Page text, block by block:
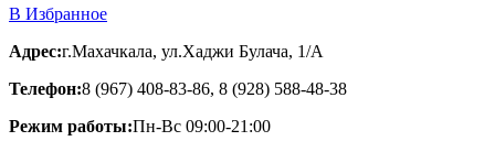
В Избранное
Адрес:г.Махачкала, ул.Хаджи Булача, 1/А
Телефон:8 (967) 408-83-86, 8 (928) 588-48-38
Режим работы:Пн-Вс 09:00-21:00